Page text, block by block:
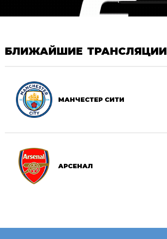
БЛИЖАЙШИЕ ТРАНСЛЯЦИИ
МАНЧЕСТЕР СИТИ
АРСЕНАЛ